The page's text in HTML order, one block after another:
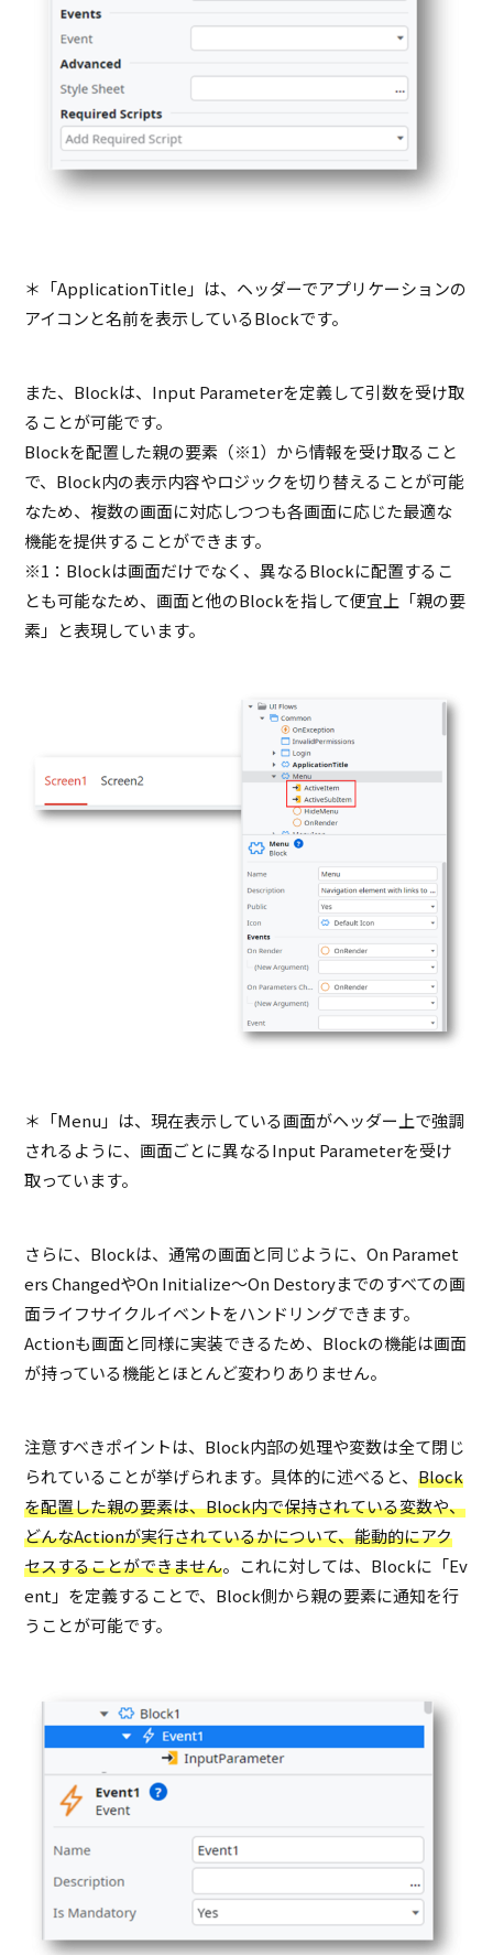
＊「ApplicationTitle」は、ヘッダーでアプリケーションの
アイコンと名前を表示しているBlockです。
また、Blockは、Input Parameterを定義して引数を受け取
ることが可能です。
Blockを配置した親の要素（※1）から情報を受け取ること
で、Block内の表示内容やロジックを切り替えることが可能
なため、複数の画面に対応しつつも各画面に応じた最適な
機能を提供することができます。
※1：Blockは画面だけでなく、異なるBlockに配置するこ
とも可能なため、画面と他のBlockを指して便宜上「親の要
素」と表現しています。
＊「Menu」は、現在表示している画面がヘッダー上で強調
されるように、画面ごとに異なるInput Parameterを受け
取っています。
さらに、Blockは、通常の画面と同じように、On Paramet
ers ChangedやOn Initialize～On Destoryまでのすべての画
面ライフサイクルイベントをハンドリングできます。
Actionも画面と同様に実装できるため、Blockの機能は画面
が持っている機能とほとんど変わりありません。
注意すべきポイントは、Block内部の処理や変数は全て閉じ
られていることが挙げられます。具体的に述べると、Block
を配置した親の要素は、Block内で保持されている変数や、
どんなActionが実行されているかについて、能動的にアク
セスすることができません。これに対しては、Blockに「Ev
ent」を定義することで、Block側から親の要素に通知を行
うことが可能です。